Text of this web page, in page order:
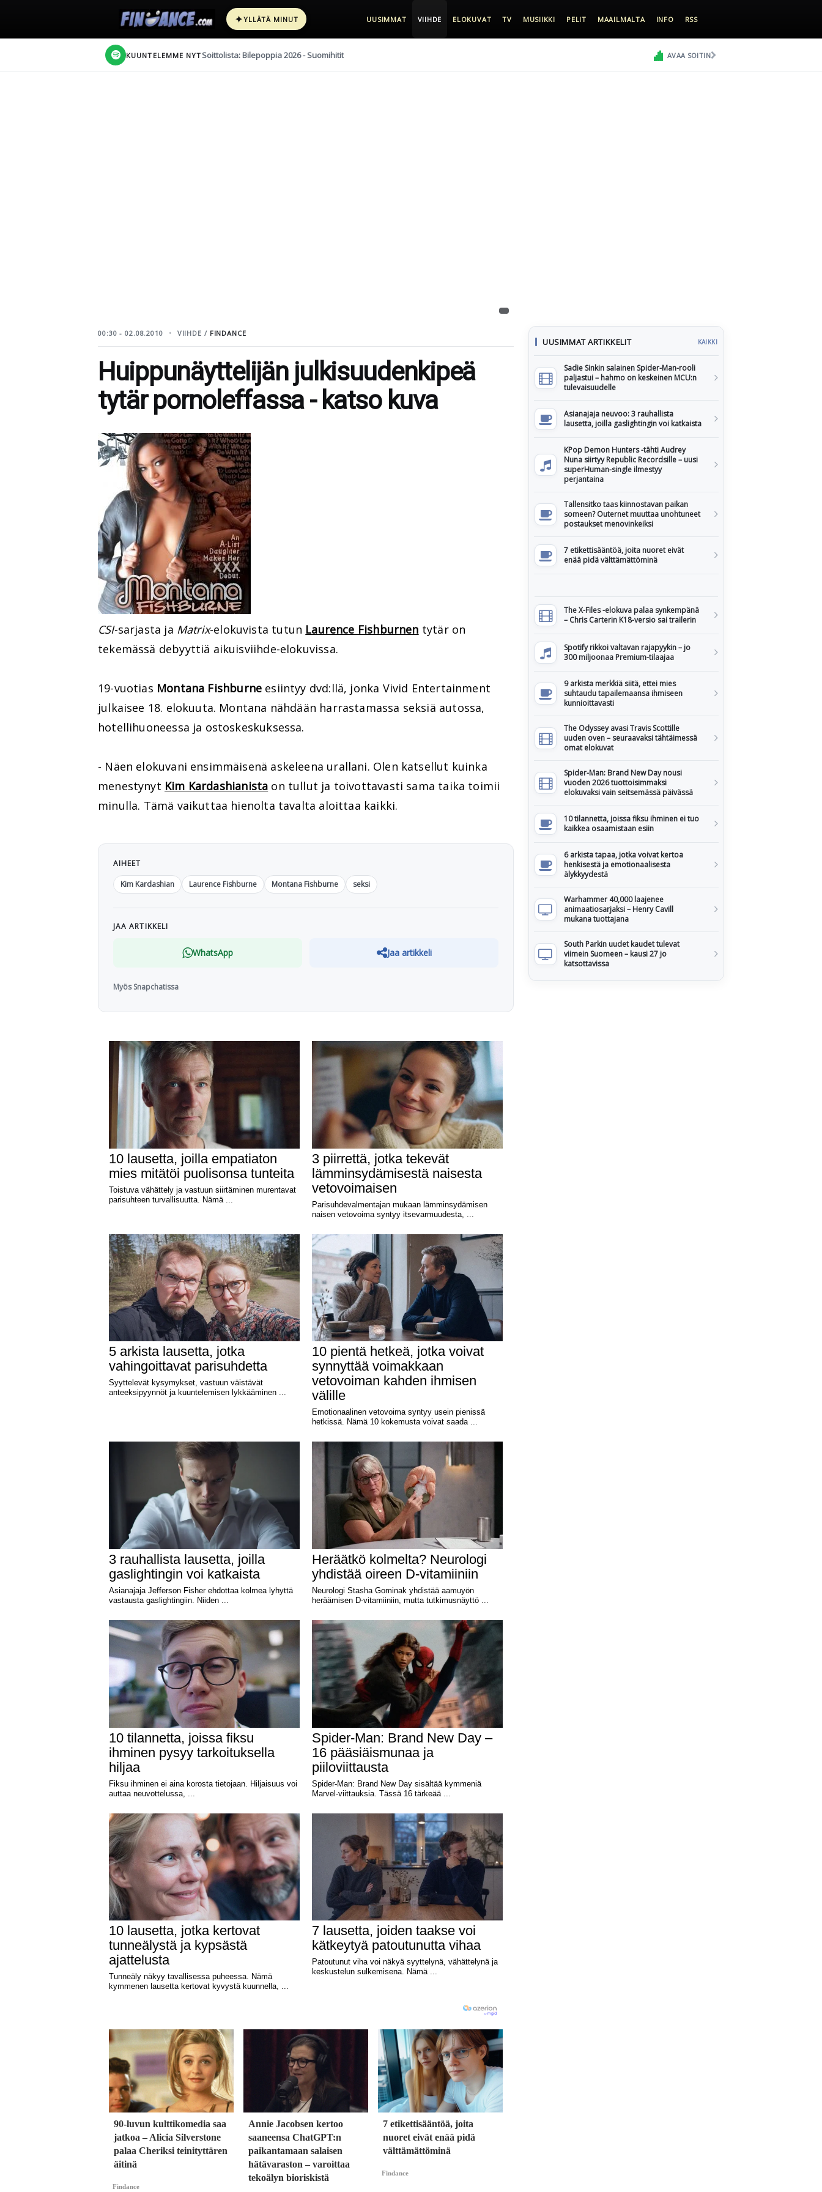
✦YLLÄTÄ MINUT UUSIMMAT VIIHDE ELOKUVAT TV MUSIIKKI PELIT MAAILMALTA INFO RSS
KUUNTELEMME NYT Soittolista: Bilepoppia 2026 - Suomihitit AVAA SOITIN
00:30 - 02.08.2010 VIIHDE / FINDANCE
Huippunäyttelijän julkisuudenkipeä
tytär pornoleffassa - katso kuva
CSI-sarjasta ja Matrix-elokuvista tutun Laurence Fishburnen tytär on
tekemässä debyyttiä aikuisviihde-elokuvissa.
19-vuotias Montana Fishburne esiintyy dvd:llä, jonka Vivid Entertainment
julkaisee 18. elokuuta. Montana nähdään harrastamassa seksiä autossa,
hotellihuoneessa ja ostoskeskuksessa.
- Näen elokuvani ensimmäisenä askeleena urallani. Olen katsellut kuinka
menestynyt Kim Kardashianista on tullut ja toivottavasti sama taika toimii
minulla. Tämä vaikuttaa hienolta tavalta aloittaa kaikki.
AIHEET
Kim Kardashian
Laurence Fishburne Montana Fishburne seksi
JAA ARTIKKELI
WhatsApp Jaa artikkeli
Myös Snapchatissa
90-luvun kulttikomedia saa
jatkoa – Alicia Silverstone
palaa Cheriksi teinityttären
äitinä
Findance
Annie Jacobsen kertoo
saaneensa ChatGPT:n
paikantamaan salaisen
hätävaraston – varoittaa
tekoälyn bioriskistä
7 etikettisääntöä, joita
nuoret eivät enää pidä
välttämättöminä
Findance
UUSIMMAT ARTIKKELIT KAIKKI
Sadie Sinkin salainen Spider-Man-rooli
paljastui – hahmo on keskeinen MCU:n
tulevaisuudelle
Asianajaja neuvoo: 3 rauhallista
lausetta, joilla gaslightingin voi katkaista
KPop Demon Hunters -tähti Audrey
Nuna siirtyy Republic Recordsille – uusi
superHuman-single ilmestyy
perjantaina
Tallensitko taas kiinnostavan paikan
someen? Outernet muuttaa unohtuneet
postaukset menovinkeiksi
7 etikettisääntöä, joita nuoret eivät
enää pidä välttämättöminä
The X-Files -elokuva palaa synkempänä
– Chris Carterin K18-versio sai trailerin
Spotify rikkoi valtavan rajapyykin – jo
300 miljoonaa Premium-tilaajaa
9 arkista merkkiä siitä, ettei mies
suhtaudu tapailemaansa ihmiseen
kunnioittavasti
The Odyssey avasi Travis Scottille
uuden oven – seuraavaksi tähtäimessä
omat elokuvat
Spider-Man: Brand New Day nousi
vuoden 2026 tuottoisimmaksi
elokuvaksi vain seitsemässä päivässä
10 tilannetta, joissa fiksu ihminen ei tuo
kaikkea osaamistaan esiin
6 arkista tapaa, jotka voivat kertoa
henkisestä ja emotionaalisesta
älykkyydestä
Warhammer 40,000 laajenee
animaatiosarjaksi – Henry Cavill
mukana tuottajana
South Parkin uudet kaudet tulevat
viimein Suomeen – kausi 27 jo
katsottavissa